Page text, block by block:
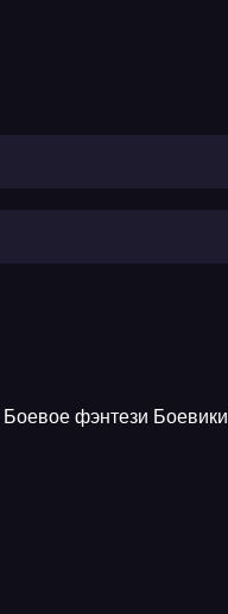
Боевое фэнтези Боевики